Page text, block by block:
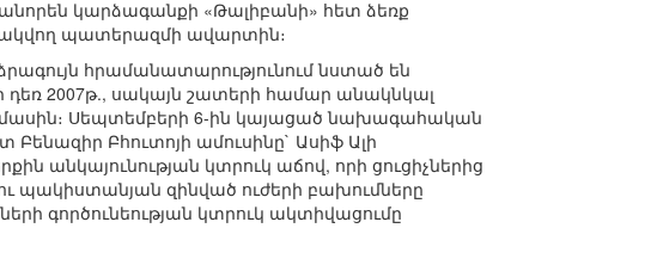
կարձագանքի «Թալիբանի» հետ ձեռք
պատերազմի ավարտին։
հրամանատարությունում նստած են
2007թ., սակայն շատերի համար անակնկալ
Սեպտեմբերի 6-ին կայացած նախագահական
Բհուտոյի ամուսինը` Ասիֆ Ալի
անկայունության կտրուկ աճով, որի ցուցիչներից
պակիստանյան զինված ուժերի բախումները
գործունեության կտրուկ ակտիվացումը